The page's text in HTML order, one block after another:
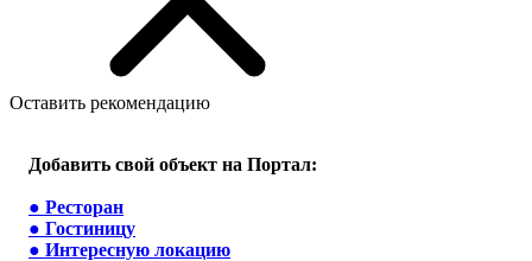
Оставить рекомендацию
Добавить свой объект на Портал:
● Ресторан
● Гостиницу
● Интересную локацию